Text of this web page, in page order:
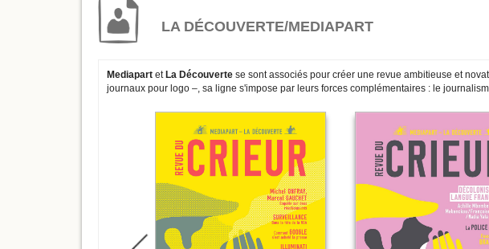
LA DÉCOUVERTE/MEDIAPART
Mediapart et La Découverte se sont associés pour créer une revue ambitieuse et
journaux pour logo –, sa ligne s'impose par leurs forces complémentaires : le